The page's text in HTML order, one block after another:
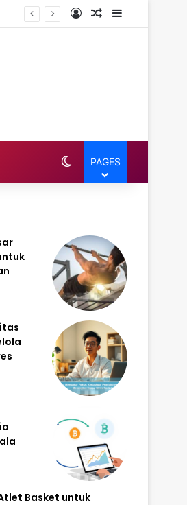
Log InRandom Article
Sidebar
Switch skin
PAGES
Basket untuk